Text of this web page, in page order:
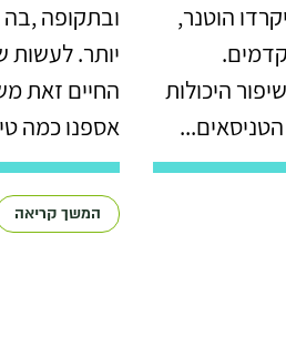
הוטנר,
היכולות
הטניסאים...
ובתקופה ,בה
יותר. לעשות
החיים זאת
אספנו כמה
המשך קריאה